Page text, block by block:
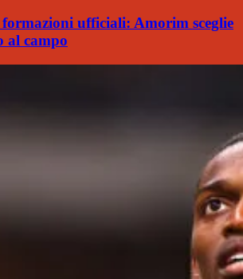
formazioni ufficiali: Amorim sceglie
al campo